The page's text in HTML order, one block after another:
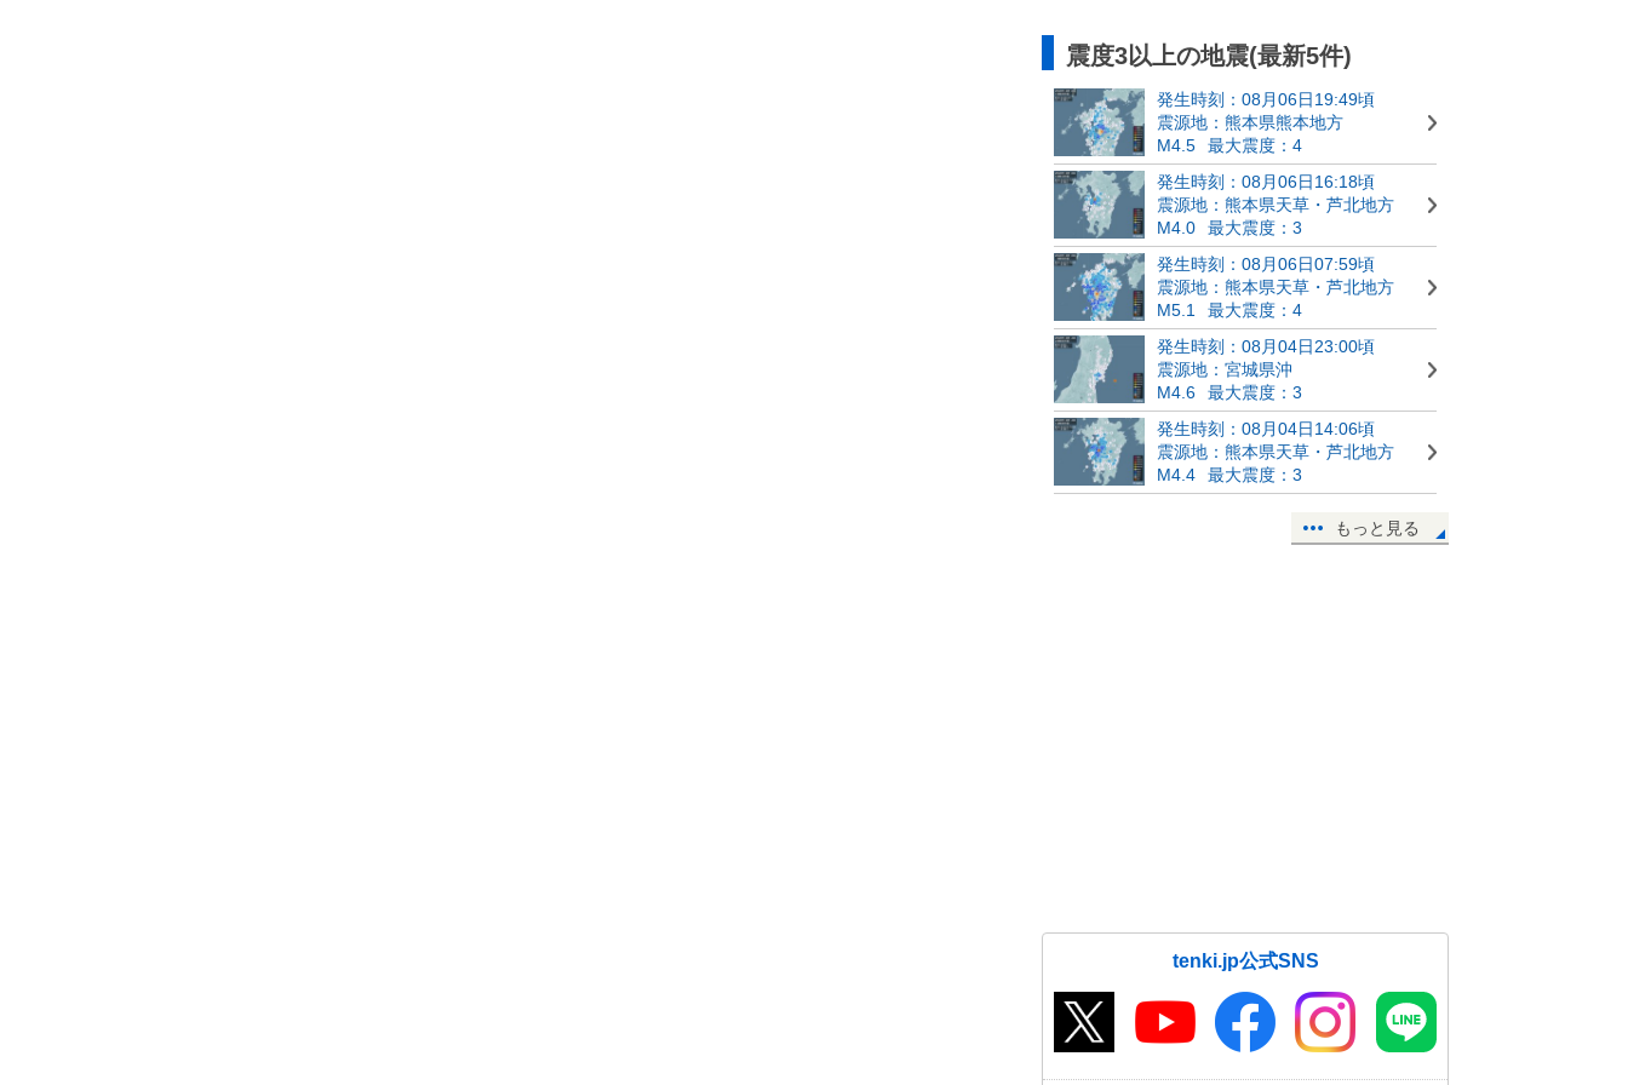
震度3以上の地震(最新5件)
発生時刻：08月06日19:49頃
震源地：熊本県熊本地方
M4.5
最大震度：4
発生時刻：08月06日16:18頃
震源地：熊本県天草・芦北地方
M4.0
最大震度：3
発生時刻：08月06日07:59頃
震源地：熊本県天草・芦北地方
M5.1
最大震度：4
発生時刻：08月04日23:00頃
震源地：宮城県沖
M4.6
最大震度：3
発生時刻：08月04日14:06頃
震源地：熊本県天草・芦北地方
M4.4
最大震度：3
もっと見る
tenki.jp公式SNS